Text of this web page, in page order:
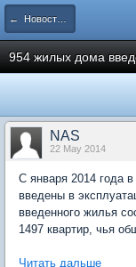
← Новости рынка недвижимости
954 жилых дома
NAS
22 May 2014
С января 2014 года
введены в
введенного жилья
1497 квартир, чья
Читать дальше